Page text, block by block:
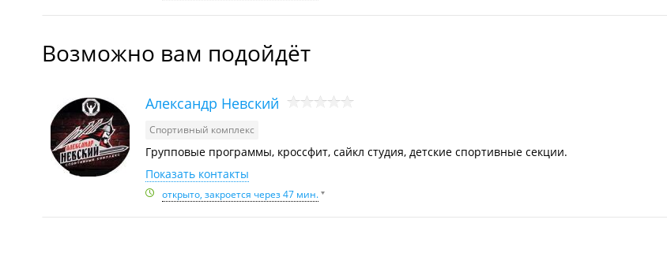
Возможно вам подойдёт
Александр Невский
Спортивный комплекс
Групповые программы, кроссфит, сайкл студия, детские спортивные секции.
Показать контакты
открыто, закроется через 47 мин.